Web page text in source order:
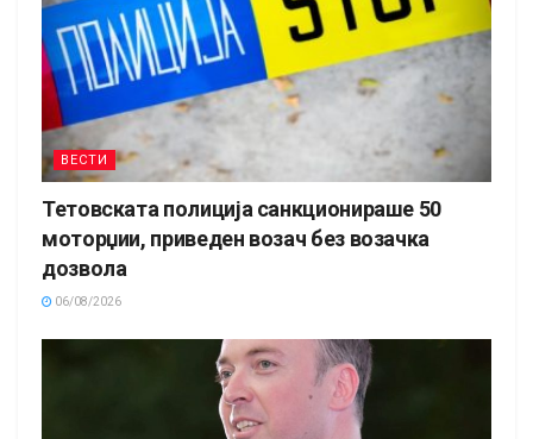
ВЕСТИ
Тетовската полиција санкционираше 50
моторџии, приведен возач без возачка
дозвола
06/08/2026